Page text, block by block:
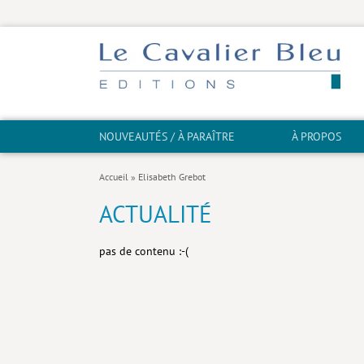
NOUVEAUTÉS / À PARAÎTRE À PROPOS
Accueil » Elisabeth Grebot
ACTUALITÉ
pas de contenu :-(